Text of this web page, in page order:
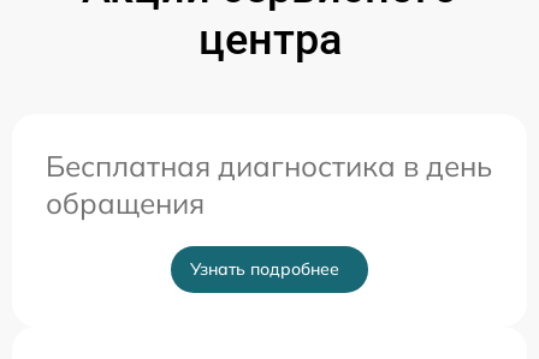
центра
Бесплатная диагностика в день
обращения
Узнать подробнее